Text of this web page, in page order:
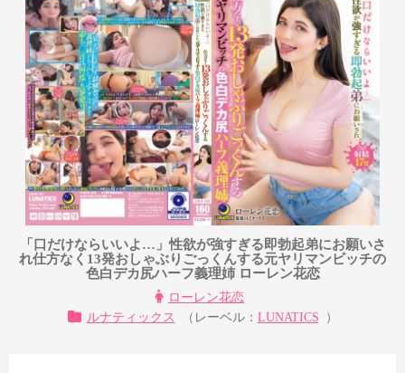
「口だけならいいよ…」性欲が強すぎる即勃起弟にお願いさ
れ仕方なく13発おしゃぶりごっくんする元ヤリマンビッチの
色白デカ尻ハーフ義理姉 ローレン花恋
ローレン花恋
ルナティックス
（レーベル： LUNATICS ）